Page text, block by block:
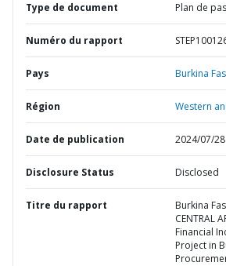
Type de document Plan de
Numéro du rapport
Pays Burkina
Région Western
Date de publication 2024/07/28
Disclosure Status Disclosed
Titre du rapport
Burkina
CENTRAL
Financial
Project in